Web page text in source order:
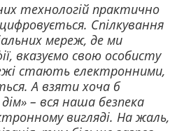
технологій практично
Спілкування
мереж, де ми
вказуємо свою особисту
стають електронними,
А взяти хоча б
– вся наша безпека
вигляді. На жаль,